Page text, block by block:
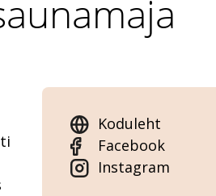
Koduleht
Facebook
Instagram